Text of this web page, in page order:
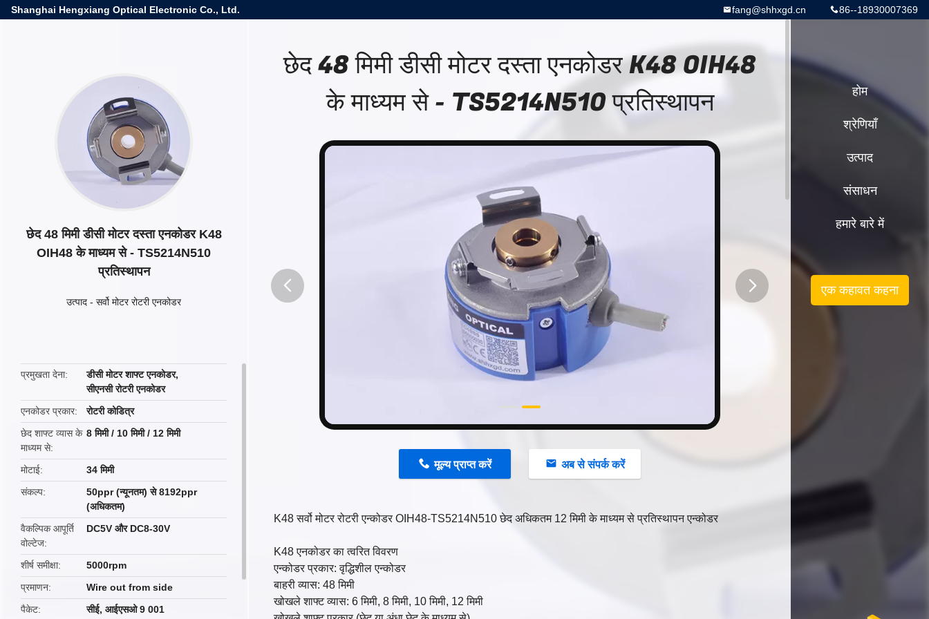
Shanghai Hengxiang Optical Electronic Co., Ltd. 86--18930007369
fang@shhxgd.cn
छेद 48 मिमी डीसी मोटर दस्ता एनकोडर K48
OIH48 के माध्यम से - TS5214N510
प्रतिस्थापन
उत्पाद - सर्वो मोटर रोटरी एनकोडर
प्रमुखता देना डीसी मोटर शाफ्ट एनकोडर,
सीएनसी रोटरी एनकोडर
एनकोडर प्रकार
रोटरी कोडित्र
छेद शाफ्ट व्यास के
माध्यम से
8 मिमी / 10 मिमी / 12 मिमी
मोटाई
34 मिमी
संकल्प
50ppr (न्यूनतम) से 8192ppr
(अधिकतम)
वैकल्पिक आपूर्ति
वोल्टेज
DC5V और DC8-30V
शीर्ष समीक्षा
5000rpm
प्रमाणन
Wire out from side
पैकेट
सीई, आईएसओ 9 001
छेद 48 मिमी डीसी मोटर दस्ता एनकोडर K48 OIH48
के माध्यम से - TS5214N510 प्रतिस्थापन
मूल्य प्राप्त करें अब से संपर्क करें
K48 सर्वो मोटर रोटरी एन्कोडर OIH48-TS5214N510 छेद अधिकतम 12 मिमी के माध्यम से प्रतिस्थापन एन्कोडर
K48 एनकोडर का त्वरित विवरण
एन्कोडर प्रकार: वृद्धिशील एन्कोडर
बाहरी व्यास: 48 मिमी
खोखले शाफ्ट व्यास: 6 मिमी, 8 मिमी, 10 मिमी, 12 मिमी
होम
श्रेणियाँ
उत्पाद
संसाधन
हमारे बारे में
एक कहावत कहना